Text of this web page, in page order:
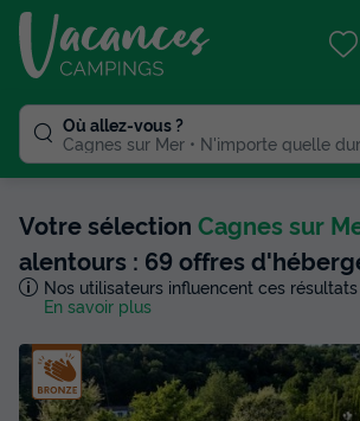
Où allez-vous ?
Cagnes sur Mer
N'importe quelle
Votre sélection Cagnes sur
alentours : 69 offres
Nos utilisateurs influencent ces
En savoir plus